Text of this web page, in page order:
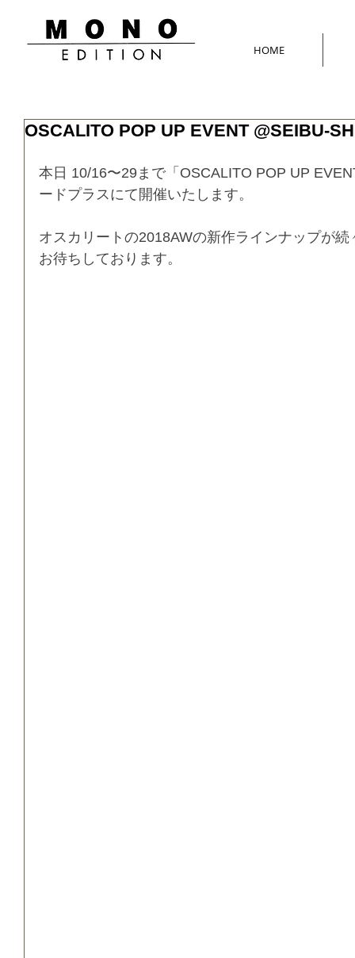
HOME
OSCALITO POP UP EVENT @SEIBU-
本日 10/16〜29まで「OSCALITO POP UP
ードプラスにて開催いたします。
オスカリートの2018AWの新作ラインナップが
お待ちしております。